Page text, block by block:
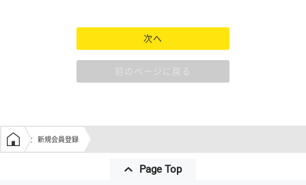
次へ
前のページに戻る
学生の窓口トップ
新規会員登録
Page Top